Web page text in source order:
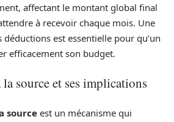
affectant le montant global final
à recevoir chaque mois. Une
déductions est essentielle pour qu’un
efficacement son budget.
source et ses implications
source est un mécanisme qui